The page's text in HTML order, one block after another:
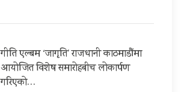
गीति एल्बम ‘जागृति’ राजधानी काठमाडौंमा
आयोजित विशेष समारोहबीच लोकार्पण
गरिएको…